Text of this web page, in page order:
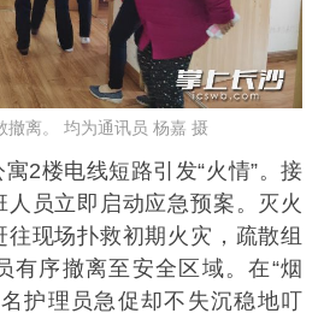
撤离。 均为通讯员 杨嘉 摄
楼电线短路引发“火情”。接
员立即启动应急预案。灭火
现场扑救初期火灾，疏散组
有序撤离至安全区域。在“烟
护理员急促却不失沉稳地叮